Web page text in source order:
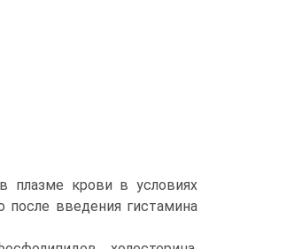
плазме крови в условиях
введения гистамина